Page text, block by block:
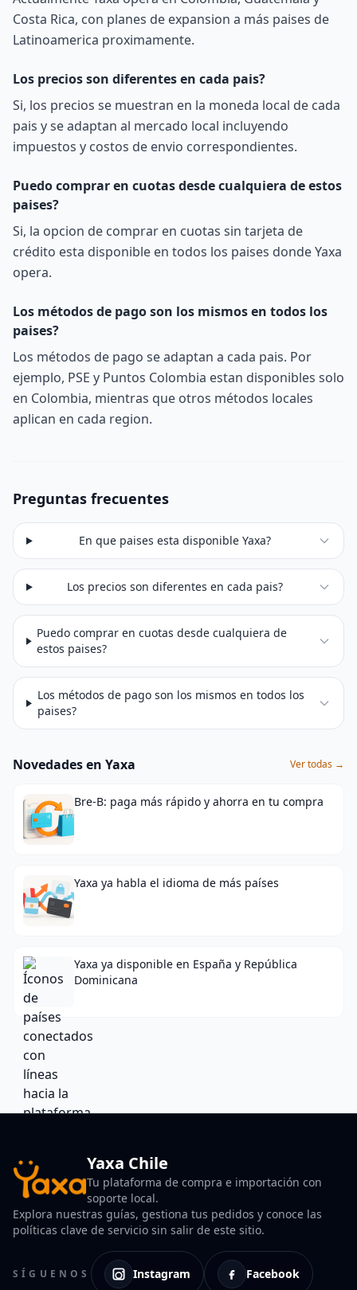
Costa Rica, con planes de expansion a más paises de
Latinoamerica proximamente.
Los precios son diferentes en cada pais?
Si, los precios se muestran en la moneda local de cada
pais y se adaptan al mercado local incluyendo
impuestos y costos de envio correspondientes.
Puedo comprar en cuotas desde cualquiera de estos
paises?
Si, la opcion de comprar en cuotas sin tarjeta de
crédito esta disponible en todos los paises donde Yaxa
opera.
Los métodos de pago son los mismos en todos los
paises?
Los métodos de pago se adaptan a cada pais. Por
ejemplo, PSE y Puntos Colombia estan disponibles solo
en Colombia, mientras que otros métodos locales
aplican en cada region.
Preguntas frecuentes
En que paises esta disponible Yaxa?
Los precios son diferentes en cada pais?
Puedo comprar en cuotas desde cualquiera de
estos paises?
Los métodos de pago son los mismos en todos los
paises?
Novedades en Yaxa Ver todas →
Bre-B: paga más rápido y ahorra en tu compra
Yaxa ya habla el idioma de más países
Yaxa ya disponible en España y República
Dominicana
Yaxa Chile
Tu plataforma de compra e importación con
soporte local.
Explora nuestras guías, gestiona tus pedidos y conoce las
políticas clave de servicio sin salir de este sitio.
SÍGUENOS Instagram Facebook